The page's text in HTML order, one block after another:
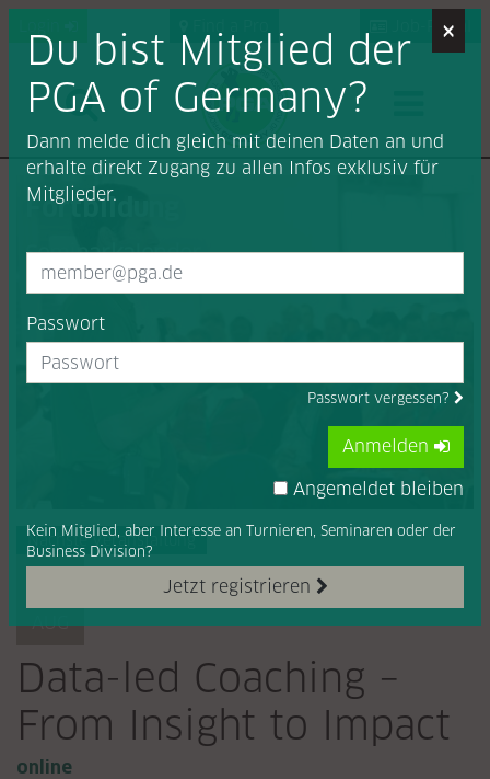
Job-Portal
Fortbildung
Seminarkalender
Nächste Veranstaltung
AUG
Data-led Coaching –
From Insight to Impact
online
×
Du bist Mitglied der
PGA of Germany?
Dann melde dich gleich mit deinen Daten an und
erhalte direkt Zugang zu allen Infos exklusiv für
Mitglieder.
Passwort
Passwort vergessen?
Jetzt registrieren
Kein Mitglied, aber Interesse an Turnieren, Seminaren oder der
Business Division?
Anmelden
Angemeldet bleiben